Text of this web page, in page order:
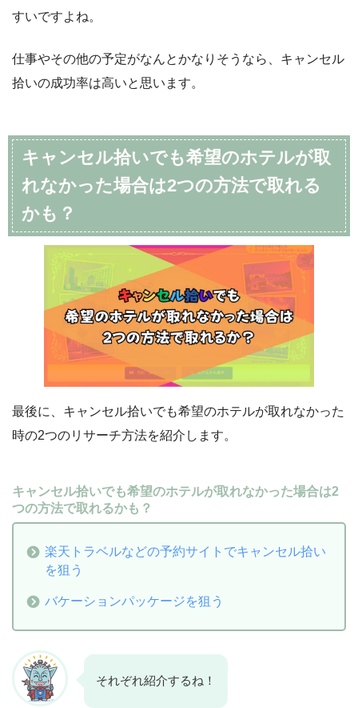
すいですよね。
仕事やその他の予定がなんとかなりそうなら、キャンセル
拾いの成功率は高いと思います。
キャンセル拾いでも希望のホテルが取
れなかった場合は2つの方法で取れる
かも？
最後に、キャンセル拾いでも希望のホテルが取れなかった
時の2つのリサーチ方法を紹介します。
キャンセル拾いでも希望のホテルが取れなかった場合は2
つの方法で取れるかも？
楽天トラベルなどの予約サイトでキャンセル拾い
を狙う
バケーションパッケージを狙う
それぞれ紹介するね！